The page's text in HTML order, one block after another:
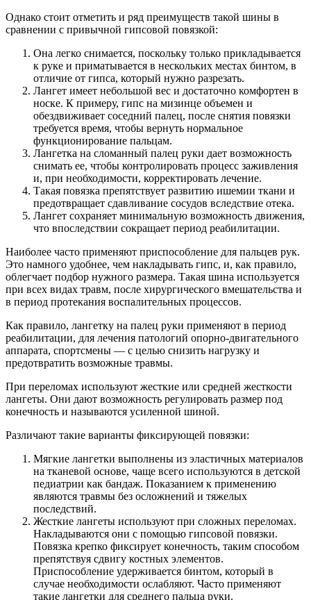
Однако стоит отметить и ряд преимуществ такой шины в
сравнении с привычной гипсовой повязкой:
Она легко снимается, поскольку только прикладывается
к руке и приматывается в нескольких местах бинтом, в
отличие от гипса, который нужно разрезать.
Лангет имеет небольшой вес и достаточно комфортен в
носке. К примеру, гипс на мизинце объемен и
обездвиживает соседний палец, после снятия повязки
требуется время, чтобы вернуть нормальное
функционирование пальцам.
Лангетка на сломанный палец руки дает возможность
снимать ее, чтобы контролировать процесс заживления
и, при необходимости, корректировать лечение.
Такая повязка препятствует развитию ишемии ткани и
предотвращает сдавливание сосудов вследствие отека.
Лангет сохраняет минимальную возможность движения,
что впоследствии сокращает период реабилитации.
Наиболее часто применяют приспособление для пальцев рук.
Это намного удобнее, чем накладывать гипс, и, как правило,
облегчает подбор нужного размера. Такая шина используется
при всех видах травм, после хирургического вмешательства и
в период протекания воспалительных процессов.
Как правило, лангетку на палец руки применяют в период
реабилитации, для лечения патологий опорно-двигательного
аппарата, спортсмены — с целью снизить нагрузку и
предотвратить возможные травмы.
При переломах используют жесткие или средней жесткости
лангеты. Они дают возможность регулировать размер под
конечность и называются усиленной шиной.
Различают такие варианты фиксирующей повязки:
Мягкие лангетки выполнены из эластичных материалов
на тканевой основе, чаще всего используются в детской
педиатрии как бандаж. Показанием к применению
являются травмы без осложнений и тяжелых
последствий.
Жесткие лангеты используют при сложных переломах.
Накладываются они с помощью гипсовой повязки.
Повязка крепко фиксирует конечность, таким способом
препятствуя сдвигу костных элементов.
Приспособление удерживается бинтом, который в
случае необходимости ослабляют. Часто применяют
такие лангетки для среднего пальца руки.